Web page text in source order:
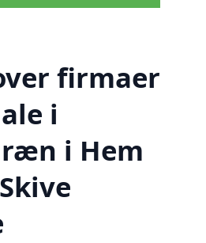
firmaer
i
i Hem